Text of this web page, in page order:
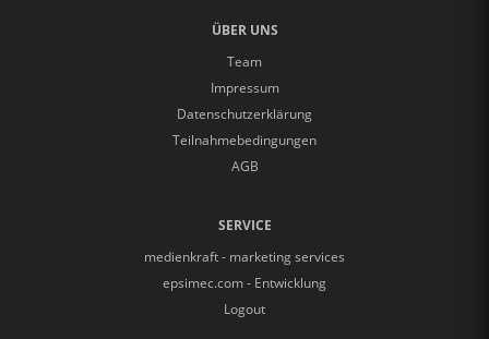
ÜBER UNS
Team
Impressum
Datenschutzerklärung
Teilnahmebedingungen
AGB
SERVICE
medienkraft - marketing services
epsimec.com - Entwicklung
Logout